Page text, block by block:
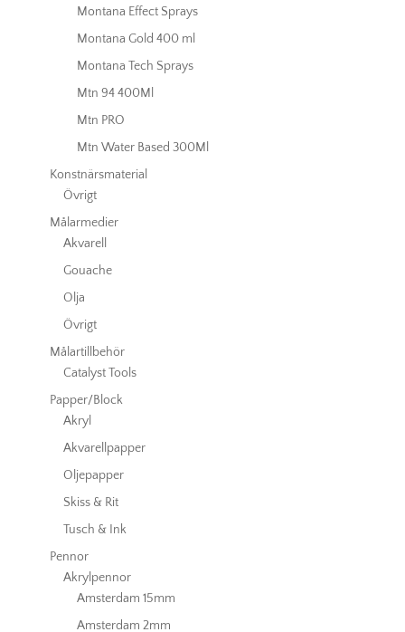
Montana Effect Sprays
Montana Gold 400 ml
Montana Tech Sprays
Mtn 94 400Ml
Mtn PRO
Mtn Water Based 300Ml
Konstnärsmaterial
Övrigt
Målarmedier
Akvarell
Gouache
Olja
Övrigt
Målartillbehör
Catalyst Tools
Papper/Block
Akryl
Akvarellpapper
Oljepapper
Skiss & Rit
Tusch & Ink
Pennor
Akrylpennor
Amsterdam 15mm
Amsterdam 2mm